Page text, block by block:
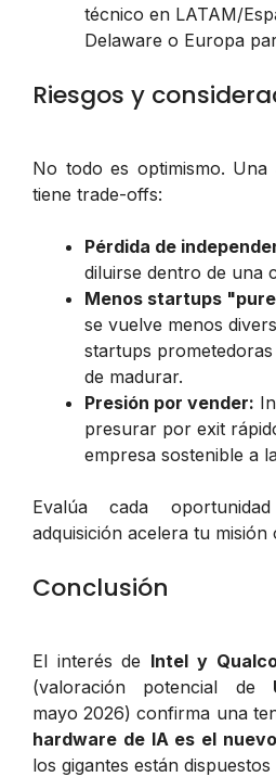
técnico en LATAM/
Delaware o Europa
Riesgos y
No todo es optimismo. Una
tiene trade-offs:
Pérdida de
diluirse dentro de una
Menos startups
se vuelve menos
startups
de madurar.
Presión por vender:
presurar por exit
empresa sostenible a
Evalúa cada
adquisición acelera tu
Conclusión
El interés de Intel y
(valoración potencial de
mayo 2026) confirma una
hardware de IA es el
los gigantes están